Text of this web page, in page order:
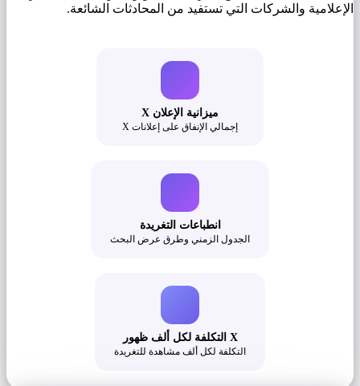
الإعلامية والشركات التي تستفيد من المحادثات الشائعة.
ميزانية الإعلان X
إجمالي الإنفاق على إعلانات X
انطباعات التغريدة
الجدول الزمني وطرق عرض البحث
X التكلفة لكل ألف ظهور
التكلفة لكل ألف مشاهدة للتغريدة